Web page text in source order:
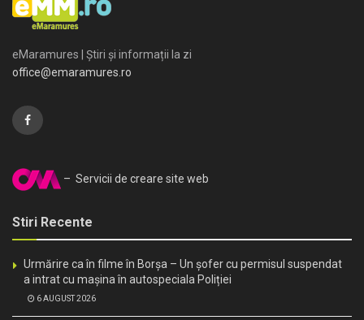
eMaramures | Știri și informații la zi
office@emaramures.ro
– Servicii de creare site web
Stiri Recente
Urmărire ca în filme în Borșa – Un șofer cu permisul suspendat
a intrat cu mașina în autospeciala Poliției
6 AUGUST 2026